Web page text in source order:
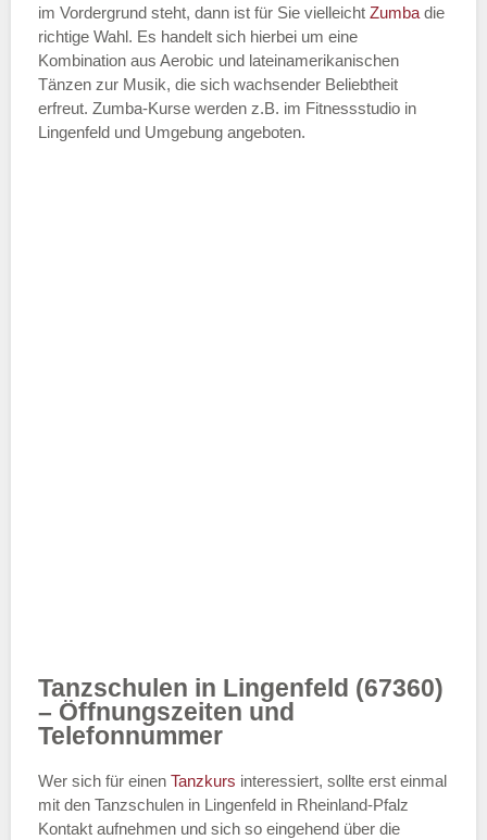
im Vordergrund steht, dann ist für Sie vielleicht Zumba die
richtige Wahl. Es handelt sich hierbei um eine
Kombination aus Aerobic und lateinamerikanischen
Tänzen zur Musik, die sich wachsender Beliebtheit
erfreut. Zumba-Kurse werden z.B. im Fitnessstudio in
Lingenfeld und Umgebung angeboten.
Tanzschulen in Lingenfeld (67360)
– Öffnungszeiten und
Telefonnummer
Wer sich für einen Tanzkurs interessiert, sollte erst einmal
mit den Tanzschulen in Lingenfeld in Rheinland-Pfalz
Kontakt aufnehmen und sich so eingehend über die